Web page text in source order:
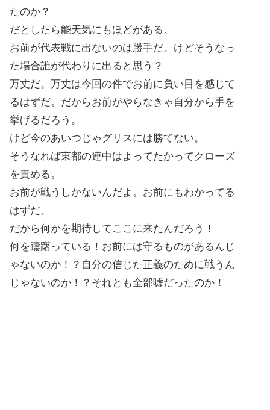
たのか？
だとしたら能天気にもほどがある。
お前が代表戦に出ないのは勝手だ。けどそうなっ
た場合誰が代わりに出ると思う？
万丈だ。万丈は今回の件でお前に負い目を感じて
るはずだ。だからお前がやらなきゃ自分から手を
挙げるだろう。
けど今のあいつじゃグリスには勝てない。
そうなれば東都の連中はよってたかってクローズ
を責める。
お前が戦うしかないんだよ。お前にもわかってる
はずだ。
だから何かを期待してここに来たんだろう！
何を躊躇っている！お前には守るものがあるんじ
ゃないのか！？自分の信じた正義のために戦うん
じゃないのか！？それとも全部嘘だったのか！